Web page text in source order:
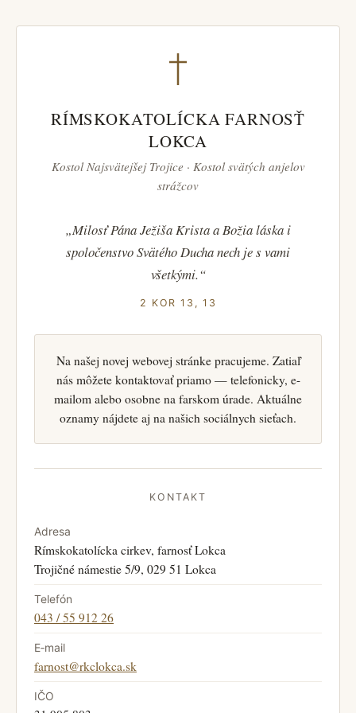
RÍMSKOKATOLÍCKA FARNOSŤ
LOKCA
Kostol Najsvätejšej Trojice · Kostol svätých anjelov
strážcov
„Milosť Pána Ježiša Krista a Božia láska i
spoločenstvo Svätého Ducha nech je s vami
všetkými.“
2 KOR 13, 13
Na našej novej webovej stránke pracujeme. Zatiaľ
nás môžete kontaktovať priamo — telefonicky, e-
mailom alebo osobne na farskom úrade. Aktuálne
oznamy nájdete aj na našich sociálnych sieťach.
KONTAKT
Adresa
Rímskokatolícka cirkev, farnosť Lokca
Trojičné námestie 5/9, 029 51 Lokca
Telefón
043 / 55 912 26
E‑mail
farnost@rkclokca.sk
IČO